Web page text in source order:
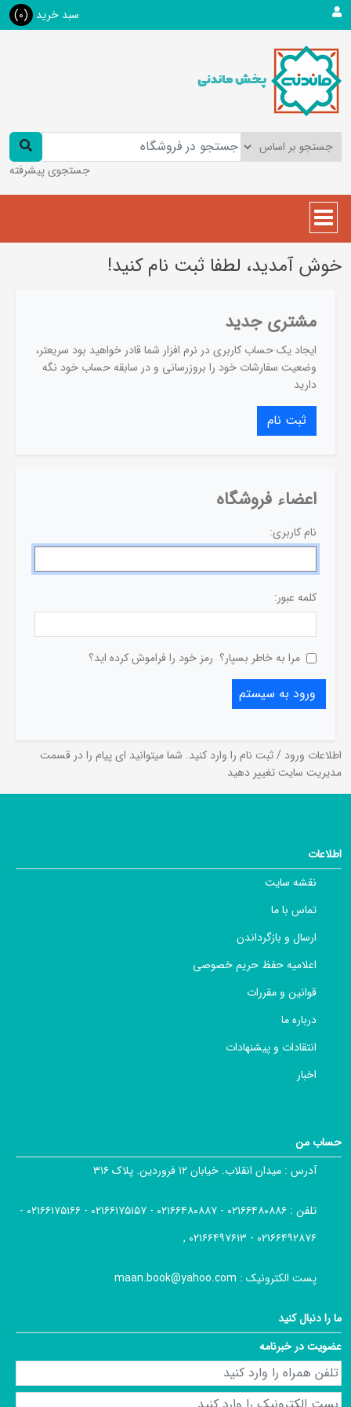
سبد خرید (0)
جستجوی پیشرفته
خوش آمدید، لطفا ثبت نام کنید!
مشتری جدید
ایجاد یک حساب کاربری در نرم افزار شما قادر خواهید بود سریعتر،
وضعیت سفارشات خود را بروزرسانی و در سابقه حساب خود نگه
دارید
اعضاء فروشگاه
نام کاربری:
کلمه عبور:
مرا به خاطر بسپار؟ رمز خود را فراموش کرده اید؟
اطلاعات ورود / ثبت نام را وارد کنید. شما میتوانید ای پیام را در قسمت
مدیریت سایت تغییر دهید
اطلاعات
نقشه سایت
تماس با ما
ارسال و بازگرداندن
اعلامیه حفظ حریم خصوصی
قوانین و مقررات
درباره ما
انتقادات و پیشنهادات
اخبار
حساب من
آدرس : میدان انقلاب. خیابان ۱۲ فروردین. پلاک ۳۱۶
تلفن :
۰۲۱۶۶۴۸۰۸۸۶ - ۰۲۱۶۶۴۸۰۸۸۷ - ۰۲۱۶۶۱۷۵۱۵۷ - ۰۲۱۶۶۱۷۵۱۶۶ -
۰۲۱۶۶۴۹۲۸۷۶ - ۰۲۱۶۶۴۹۷۶۱۳ ,
پست الکترونیک : maan.book@yahoo.com
ما را دنبال کنید
عضویت در خبرنامه